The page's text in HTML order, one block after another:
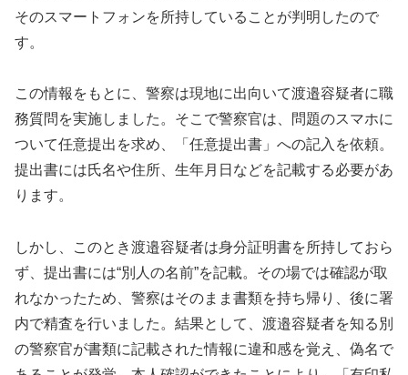
そのスマートフォンを所持していることが判明したので
す。
この情報をもとに、警察は現地に出向いて渡邉容疑者に職
務質問を実施しました。そこで警察官は、問題のスマホに
ついて任意提出を求め、「任意提出書」への記入を依頼。
提出書には氏名や住所、生年月日などを記載する必要があ
ります。
しかし、このとき渡邉容疑者は身分証明書を所持しておら
ず、提出書には“別人の名前”を記載。その場では確認が取
れなかったため、警察はそのまま書類を持ち帰り、後に署
内で精査を行いました。結果として、渡邉容疑者を知る別
の警察官が書類に記載された情報に違和感を覚え、偽名で